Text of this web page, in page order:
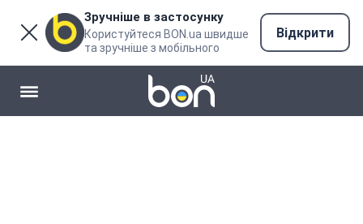
Зручніше в застосунку
Користуйтеся BON.ua швидше
та зручніше з мобільного
Відкрити